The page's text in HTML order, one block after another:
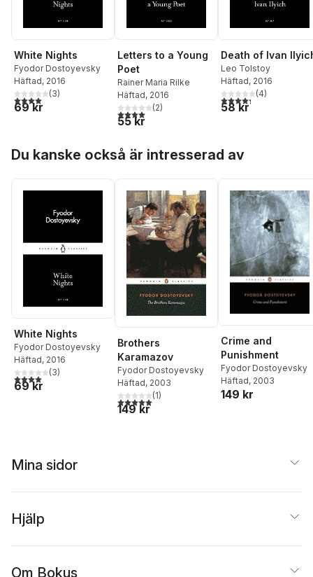
White Nights
Fyodor Dostoyevsky
Häftad, 2016
4,0utav 5 stjärnor. Totalt antal röster:
(3)
69 kr
Letters to a Young
Poet
Rainer Maria Rilke
Häftad, 2016
4,0utav 5 stjärnor. Totalt antal röster:
(2)
55 kr
Death of Ivan
Leo Tolstoy
Häftad, 2016
4,3utav 5 stjärnor.
(4)
58 kr
Du kanske också är intresserad av
White Nights
Fyodor Dostoyevsky
Häftad, 2016
4,0utav 5 stjärnor. Totalt antal röster:
(3)
69 kr
Brothers
Karamazov
Fyodor Dostoyevsky
Häftad, 2003
5,0utav 5 stjärnor. Totalt antal röster:
(1)
149 kr
Crime and
Punishment
Fyodor Dostoyevsky
Häftad, 2003
149 kr
Mina sidor
Hjälp
Om Bokus